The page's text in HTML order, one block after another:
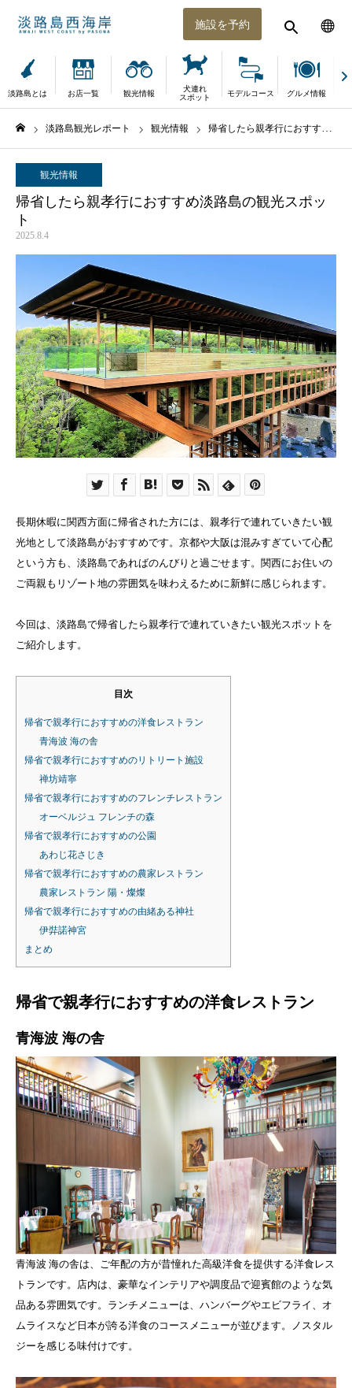
施設を予約
淡路島とは お店一覧 観光情報
犬連れ
スポット
モデルコース グルメ情報
淡路島観光レポート 観光情報 帰省したら親孝行におすすめ淡路島の観光スポット
観光情報
帰省したら親孝行におすすめ淡路島の観光スポッ
ト
2025.8.4
長期休暇に関西方面に帰省された方には、親孝行で連れていきたい観
光地として淡路島がおすすめです。京都や大阪は混みすぎていて心配
という方も、淡路島であればのんびりと過ごせます。関西にお住いの
ご両親もリゾート地の雰囲気を味わえるために新鮮に感じられます。
今回は、淡路島で帰省したら親孝行で連れていきたい観光スポットを
ご紹介します。
目次
帰省で親孝行におすすめの洋食レストラン
青海波 海の舎
帰省で親孝行におすすめのリトリート施設
禅坊靖寧
帰省で親孝行におすすめのフレンチレストラン
オーベルジュ フレンチの森
帰省で親孝行におすすめの公園
あわじ花さじき
帰省で親孝行におすすめの農家レストラン
農家レストラン 陽・燦燦
帰省で親孝行におすすめの由緒ある神社
伊弉諾神宮
まとめ
帰省で親孝行におすすめの洋食レストラン
青海波 海の舎
青海波 海の舎は、ご年配の方が昔憧れた高級洋食を提供する洋食レス
トランです。店内は、豪華なインテリアや調度品で迎賓館のような気
品ある雰囲気です。ランチメニューは、ハンバーグやエビフライ、オ
ムライスなど日本が誇る洋食のコースメニューが並びます。ノスタル
ジーを感じる味付けです。